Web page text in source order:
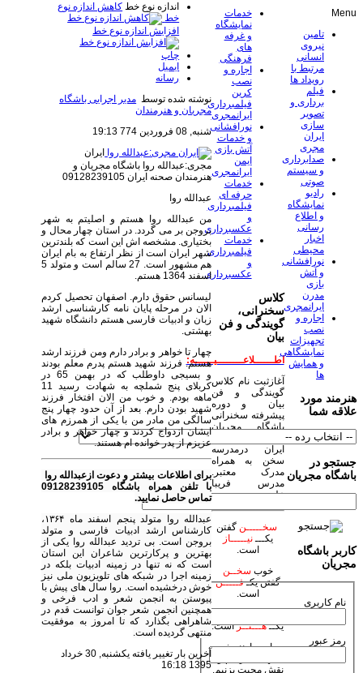
اندازه نوع خط کاهش اندازه نوع
خط
افزایش اندازه نوع خط
چاپ
ایمیل
رسانه
نوشته شده توسط مدیر اجرایی باشگاه
مجریان و هنرمندان
شنبه, 08 فروردين 774 19:13
ایران
مجری:عبدالله روا باشگاه مجریان و
هنرمندان صحنه ایران 09128239105
عبدالله روا
من عبدالله روا هستم و اصلیتم به شهر
بروجن بر می گردد. در استان چهار محال و
بختیاری. مشخصه اش این است که بلندترین
شهر ایران است از نظر ارتفاع به بام ایران
هم مشهور است. 27 سالم است و متولد 5
اسفند 1364 هستم.
لیسانس حقوق دارم. اصفهان تحصیل کردم
الان در مرحله پایان نامه کارشناسی ارشد
زبان و ادبیات فارسی هستم دانشگاه شهید
بهشتی.
چهار تا خواهر و برادر دارم ومن فرزند ارشد
هستم. فرزند شهید هستم پدرم معلم بودند
و بسیجی داوطلب که در بهمن 65 در
کربلای پنج شملچه به شهادت رسید 11
ماهه بودم. و خوب من الان افتخار فرزند
شهید بودن دارم. بعد از آن حدود چهار پنج
سالگی من مادر من با یکی از همرزم های
ایشان ازدواج کردند و چهار خواهر و برادر
عزیزم از پدر خوانده ام هستند.
برای اطلاعات بیشتر و دعوت ازعبدالله روا
با تلفن همراه باشگاه 09128239105
تماس حاصل نمایید.
عبدالله روا متولد پنجم اسفند ماه ۱۳۶۴،
کارشناس ارشد ادبیات فارسی و متولد
بروجن است. بی تردید عبدالله روا یکی از
بهترین و پرکارترین شاعران این استان
است که نه تنها در زمینه ادبیات بلکه در
زمینه اجرا در شبکه های تلویزیون ملی نیز
خوش درخشیده است. روا سال های پیش با
پیوستن به انجمن شعر و ادب فرخی و
همچنین انجمن شعر جوان توانست قدم در
شاهراهی بگذارد که تا امروز به موفقیت
منتهی گردیده است.
آخرین بار تغییر یافته یکشنبه, 30 خرداد
1395 16:18
خدمات
نمایشگاه
و غرفه
های
فرهنگی
اجاره و
نصب
کرین
فیلمبرداری
ایرانمجری
نورافشانی
و خدمات
آتش بازی
ایمن
ایرانمجری
خدمات
حرفه ای
فیلمبرداری
و
عکسبرداری
خدمات
فیلمبرداری
و
عکسبرداری
کلاس
سخنرانی،
گویندگی و فن
بیان
اطــــــلاعــــــــیــــــه:
آغازثبت نام کلاس
گویندگی و فن
بیان و دوره
پیشرفته سخنرانی
باشگاه مجریان
ایران درمدرسه
سخن به همراه
مدرک معتبر.
مدرس فریبا
علومی یزدی
سخـــــن گفتن
یکـــنیـــــاز
است.
خوب سخــن
گفتن یکـفـــــن
است.
یکــهـــنــراست.
بیاییم با هنر خود
نقش محبت بزنیم.
Menu
تامین
نیروی
انسانی
مرتبط با
رویداد ها
فیلم
برداری و
تصویر
سازی
ایران
مجری
صدابرداری
و سیستم
صوتی
رادیو
نمایشگاه
و اطلاع
رسانی
اخبار
محیطی
نورافشانی
و آتش
بازی
مدرن
ایرانمجری
اجاره و
نصب
تجهیزات
نمایشگاهی
و همایش
ها
هنرمند مورد
علاقه شما
جستجو در
باشگاه مجریان
کاربر باشگاه
مجریان
نام کاربری
رمز عبور